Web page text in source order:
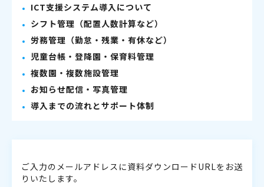
ICT支援システム導入について
シフト管理（配置人数計算など）
労務管理（勤怠・残業・有休など）
児童台帳・登降園・保育料管理
複数園・複数施設管理
お知らせ配信・写真管理
導入までの流れとサポート体制
ご入力のメールアドレスに資料ダウンロードURLをお送
りいたします。